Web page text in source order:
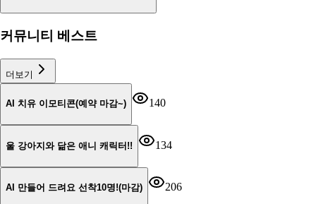
커뮤니티 베스트
더보기
AI 치유 이모티콘(예약 마감~) 140
울 강아지와 닮은 애니 캐릭터!! 134
AI 만들어 드려요 선착10명!(마감) 206